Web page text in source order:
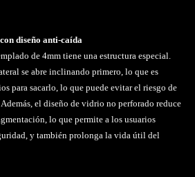
diseño anti-caída
de 4mm tiene una estructura especial.
se abre inclinando primero, lo que es
para sacarlo, lo que puede evitar el riesgo de
el diseño de vidrio no perforado reduce
lo que permite a los usuarios
y también prolonga la vida útil del